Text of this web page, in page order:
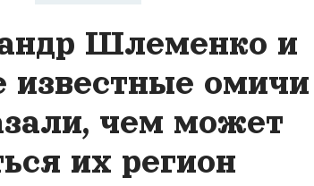
Шлеменко и
известные омичи
чем может
их регион